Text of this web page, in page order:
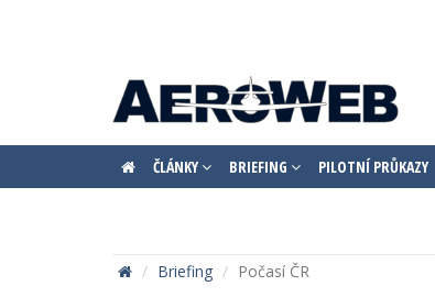
ČLÁNKY BRIEFING PILOTNÍ PRŮKAZY
Briefing Počasí ČR